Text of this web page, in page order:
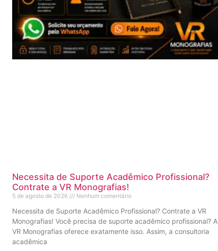
Necessita de Suporte Acadêmico Profissional?
Contrate a VR Monografias!
5 de agosto de 2026 Nenhum comentário
Necessita de Suporte Acadêmico Profissional? Contrate a VR
Monografias! Você precisa de suporte acadêmico profissional? A
VR Monografias oferece exatamente isso. Assim, a consultoria
acadêmica